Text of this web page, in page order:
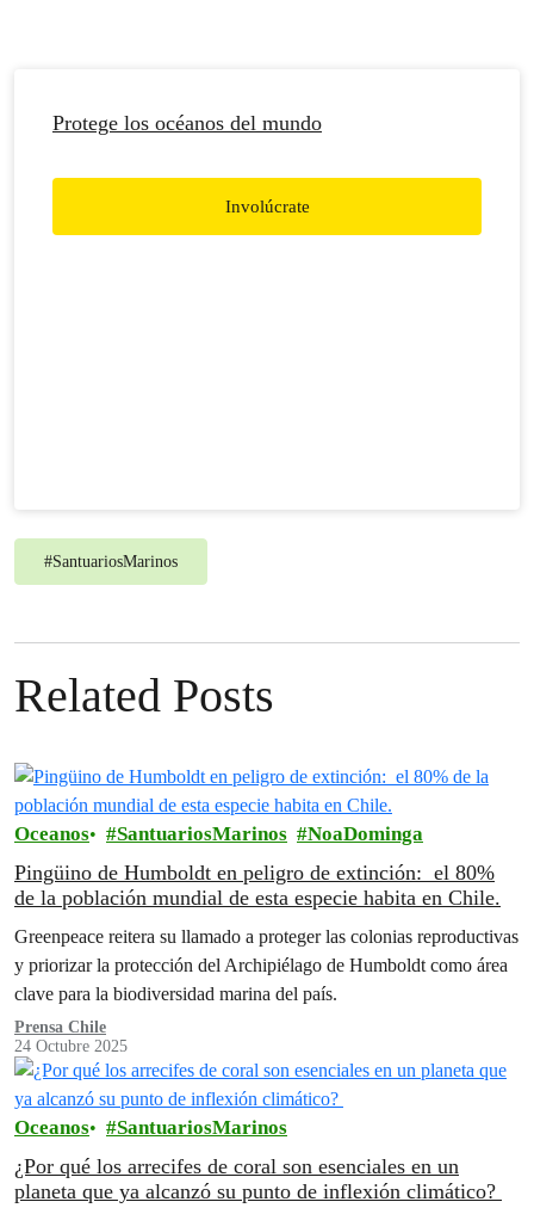
Protege los océanos del mundo
Involúcrate
#SantuariosMarinos
Related Posts
Oceanos SantuariosMarinos NoaDominga
Pingüino de Humboldt en peligro de extinción: el 80%
de la población mundial de esta especie habita en Chile.
Greenpeace reitera su llamado a proteger las colonias reproductivas
y priorizar la protección del Archipiélago de Humboldt como área
clave para la biodiversidad marina del país.
Prensa Chile
24 Octubre 2025
Oceanos SantuariosMarinos
¿Por qué los arrecifes de coral son esenciales en un
planeta que ya alcanzó su punto de inflexión climático?